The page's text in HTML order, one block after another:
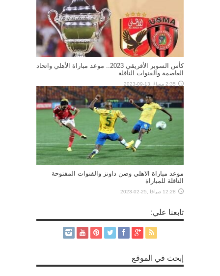
كأس السوبر الأفريقي 2023.. موعد مباراة الأهلي واتحاد
العاصمة والقنوات الناقلة
2:35 مساءً ,13-09-2023
موعد مباراة الاهلي وصن داونز والقنوات المفتوحة
الناقلة للمباراة
12:28 صباحًا ,25-02-2023
تابعنا علي:
إبحث في الموقع